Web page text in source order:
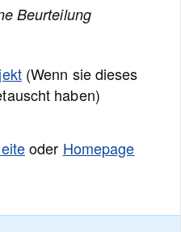
Beurteilung
(Wenn sie dieses
haben)
oder Homepage